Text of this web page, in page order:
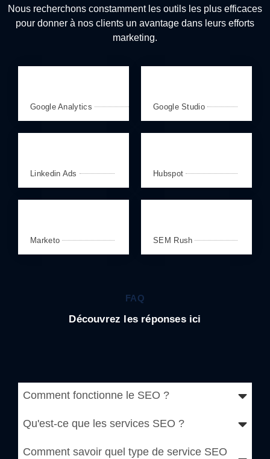
Nous recherchons constamment les outils les plus efficaces
pour donner à nos clients un avantage dans leurs efforts
marketing.
Google Analytics Google Studio
Linkedin Ads Hubspot
Marketo SEM Rush
FAQ
Découvrez les réponses ici
Comment fonctionne le SEO ?
Qu'est-ce que les services SEO ?
Comment savoir quel type de service SEO